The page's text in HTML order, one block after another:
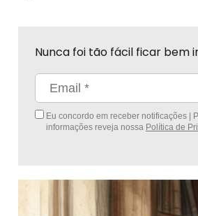
Nunca foi tão fácil ficar bem
Eu concordo em receber notificações |
informações reveja nossa Política de